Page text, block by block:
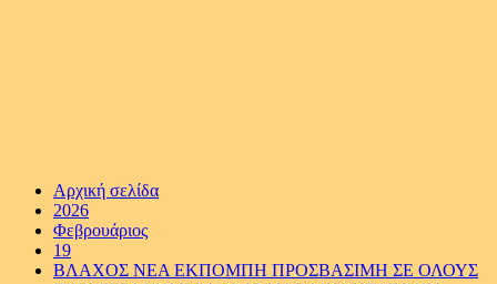
Αρχική σελίδα
2026
Φεβρουάριος
19
ΒΛΑΧΟΣ ΝΕΑ ΕΚΠΟΜΠΗ ΠΡΟΣΒΑΣΙΜΗ ΣΕ ΟΛΟΥΣ